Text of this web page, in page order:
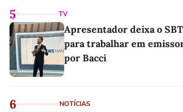
5 TV
Apresentador deixa o
para trabalhar em
por Bacci
6 NOTÍCIAS